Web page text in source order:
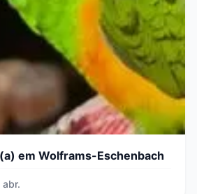
em Wolframs-Eschenbach